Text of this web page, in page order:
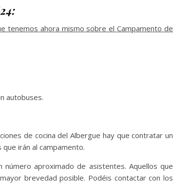
tenemos ahora mismo sobre el Campamento de
autobuses.
de cocina del Albergue hay que contratar un
irán al campamento.
número aproximado de asistentes. Aquellos que
brevedad posible. Podéis contactar con los